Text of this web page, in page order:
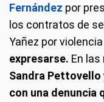
Fernández por
los contratos de
Yañez por
expresarse. En
Sandra Pettovello
con una denuncia